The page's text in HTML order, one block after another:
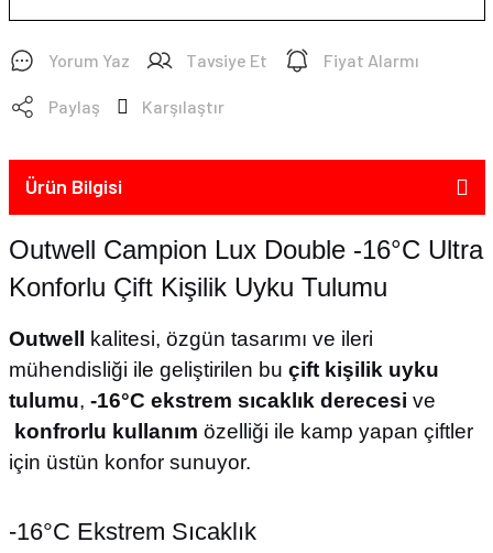
Yorum Yaz Tavsiye Et Fiyat Alarmı
Paylaş Karşılaştır
Ürün Bilgisi
Outwell Campion Lux Double -16°C Ultra
Konforlu Çift Kişilik Uyku Tulumu
Outwell
kalitesi, özgün tasarımı ve ileri
mühendisliği ile geliştirilen bu çift kişilik uyku
tulumu, -16°C ekstrem sıcaklık derecesi ve
konfrorlu kullanım özelliği ile kamp yapan çiftler
için üstün konfor sunuyor.
-16°C Ekstrem Sıcaklık